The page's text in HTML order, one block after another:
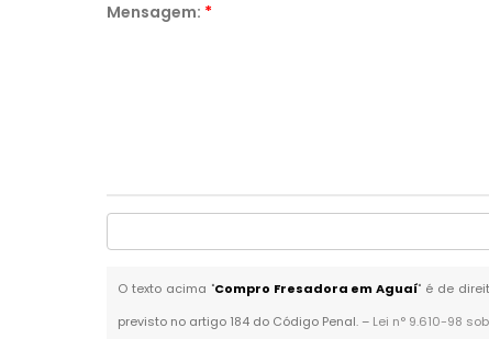
Mensagem: *
O texto acima "Compro Fresadora em Aguaí" é de
previsto no artigo 184 do Código Penal. – Lei n° 9.610-98